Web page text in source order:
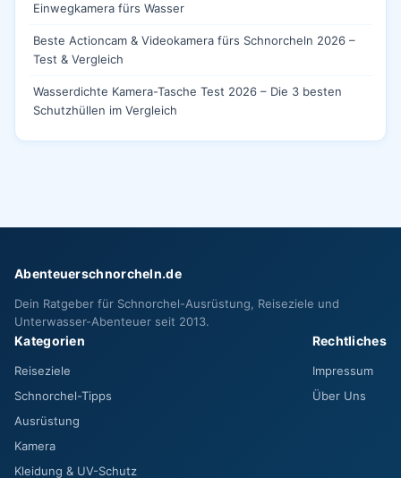
Einwegkamera fürs Wasser
Beste Actioncam & Videokamera fürs Schnorcheln 2026 –
Test & Vergleich
Wasserdichte Kamera-Tasche Test 2026 – Die 3 besten
Schutzhüllen im Vergleich
Abenteuerschnorcheln.de
Dein Ratgeber für Schnorchel-Ausrüstung, Reiseziele und
Unterwasser-Abenteuer seit 2013.
Kategorien
Reiseziele
Schnorchel-Tipps
Ausrüstung
Kamera
Kleidung & UV-Schutz
Rechtliches
Impressum
Über Uns